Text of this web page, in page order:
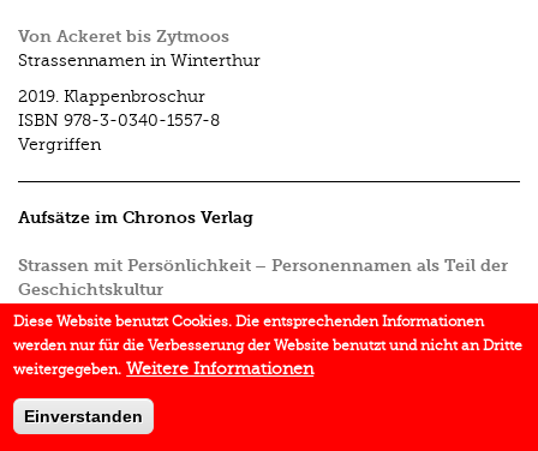
Von Ackeret bis Zytmoos
Strassennamen in Winterthur
2019. Klappenbroschur
ISBN 978-3-0340-1557-8
Vergriffen
Aufsätze im Chronos Verlag
Strassen mit Persönlichkeit – Personennamen als Teil der
Geschichtskultur
In: Von Ackeret bis Zytmoos 2019.S. 29–49
Diese Website benutzt Cookies. Die entsprechenden Informationen
werden nur für die Verbesserung der Website benutzt und nicht an Dritte
weitergegeben. Weitere Informationen
Einverstanden